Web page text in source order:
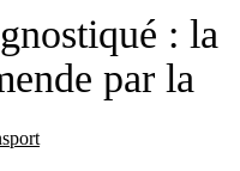
: la
par la